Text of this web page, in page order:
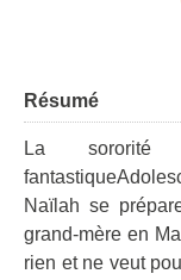
Résumé
La
Naïlah se
grand-mère en
rien et ne veut